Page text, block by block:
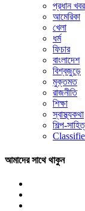
প্রধান খবর
আমেরিকা
খেলা
ধর্ম
ফিচার
বাংলাদেশ
বিশ্বজুড়ে
মুক্তমত
রাজনীতি
শিক্ষা
স্বাস্থ্যকথা
শিল্প-
আমাদের সাথে থাকুন